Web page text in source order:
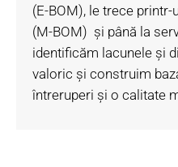
(E-BOM), le trece
(M-BOM) și până la
identificăm lacunele și
valoric și construim
întreruperi și o calitate